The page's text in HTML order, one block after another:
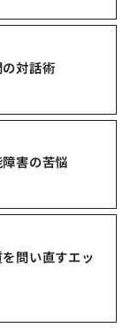
対話術
害の苦悩
問い直すエッ